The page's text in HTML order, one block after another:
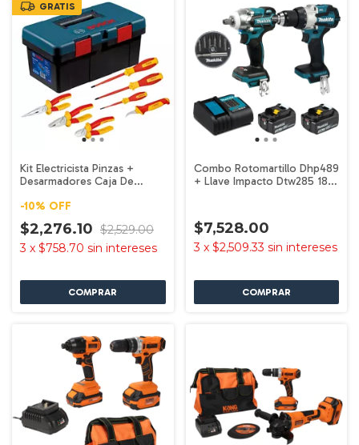
GRATIS
Kit Electricista Pinzas +
Desarmadores Caja De
-10% OFF
$2,276.10 $2,529.00
3 x $758.70 sin intereses
Combo Rotomartillo Dhp489
+ Llave Impacto Dtw285 18v
$7,528.00
3 x $2,509.33 sin intereses